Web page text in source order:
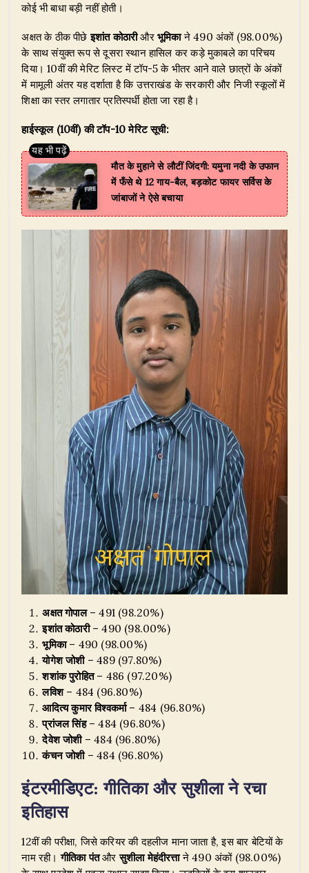
कोई भी बाधा बड़ी नहीं होती।
​अक्षत के ठीक पीछेइशांत कोठारीऔरभूमिकाने 490 अंकों (98.00%)
के साथ संयुक्त रूप से दूसरा स्थान हासिल कर कड़े मुकाबले का परिचय
दिया। 10वीं की मेरिट लिस्ट में टॉप-5 के भीतर आने वाले छात्रों के अंकों
में मामूली अंतर यह दर्शाता है कि उत्तराखंड के सरकारी और निजी स्कूलों में
शिक्षा का स्तर लगातार प्रतिस्पर्धी होता जा रहा है।
हाईस्कूल (10वीं) की टॉप-10 मेरिट सूची:
मौत के मुहाने से लौटीं जिंदगी: यमुना नदी के उफान
में फँसे थे 12 गाय-बैल, बड़कोट फायर सर्विस के
जांबाजों ने ऐसे बचाया
अक्षत गोपाल– 491 (98.20%)
इशांत कोठारी– 490 (98.00%)
भूमिका– 490 (98.00%)
योगेश जोशी– 489 (97.80%)
शशांक पुरोहित– 486 (97.20%)
लविश– 484 (96.80%)
आदित्य कुमार विश्वकर्मा– 484 (96.80%)
प्रांजल सिंह– 484 (96.80%)
देवेश जोशी– 484 (96.80%)
कंचन जोशी– 484 (96.80%)
इंटरमीडिएट: गीतिका और सुशीला ने रचा
इतिहास
​12वीं की परीक्षा, जिसे करियर की दहलीज माना जाता है, इस बार बेटियों के
नाम रही।गीतिका पंतऔरसुशीला मेहंदीरत्ताने 490 अंकों (98.00%)